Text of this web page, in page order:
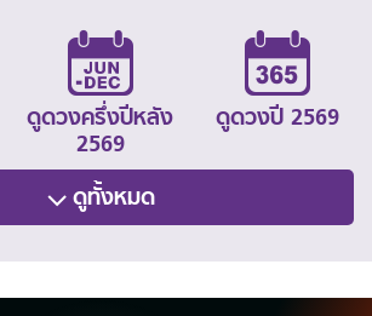
ดูดวงครึ่งปีหลัง
2569
ดูดวงปี 2569
ดูทั้งหมด